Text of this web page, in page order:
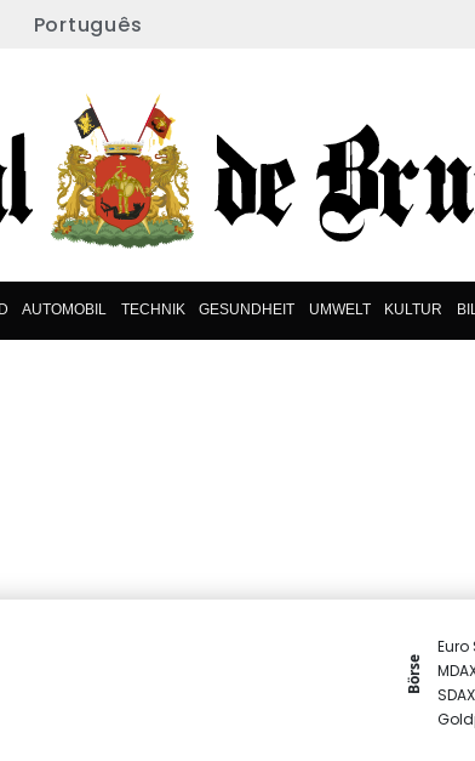
Português
AUTOMOBIL TECHNIK GESUNDHEIT UMWELT KULTUR
Börse
Euro
SDAX